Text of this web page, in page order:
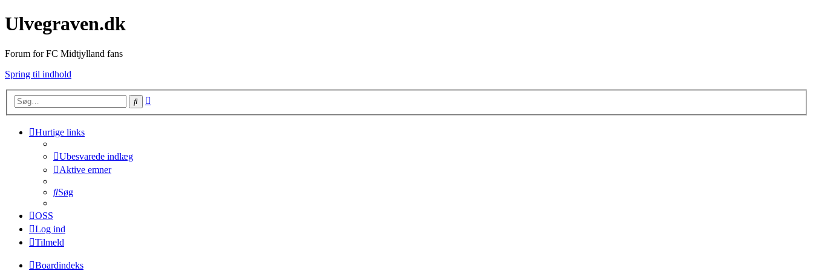
Ulvegraven.dk
Forum for FC Midtjylland fans
Spring til indhold
Søg
Hurtige links
Ubesvarede indlæg
Aktive emner
Søg
OSS
Log ind
Tilmeld
Boardindeks